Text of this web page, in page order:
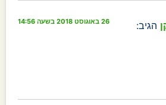
הגיב: 26 באוגוסט 2018 בשעה 14:56